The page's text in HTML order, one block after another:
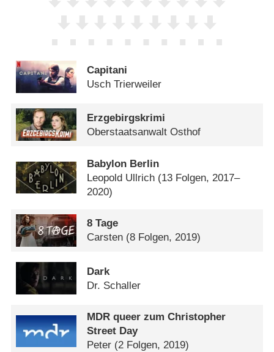
Capitani
Usch Trierweiler
Erzgebirgskrimi
Oberstaatsanwalt Osthof
Babylon Berlin
Leopold Ullrich (13 Folgen, 2017–
2020)
8 Tage
Carsten (8 Folgen, 2019)
Dark
Dr. Schaller
MDR queer zum Christopher
Street Day
Peter (2 Folgen, 2019)